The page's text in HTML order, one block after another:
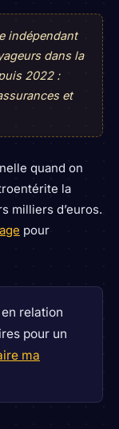
indépendant
dans la
2022 :
et
quand on
la
milliers d’euros.
pour
relation
pour un
ma